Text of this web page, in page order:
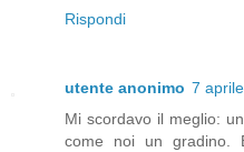
Rispondi
utente anonimo 7
Mi scordavo il meglio:
come noi un gradino.